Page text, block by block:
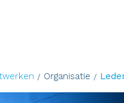
Organisatie